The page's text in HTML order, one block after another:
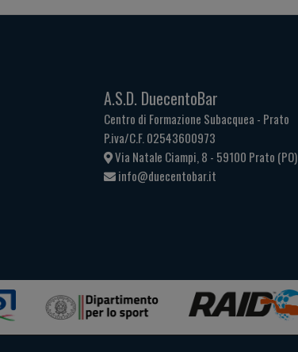
A.S.D. DuecentoBar
Centro di Formazione Subacquea - Prato
P.iva/C.F. 02543600973
Via Natale Ciampi, 8 - 59100 Prato (PO)
info@duecentobar.it